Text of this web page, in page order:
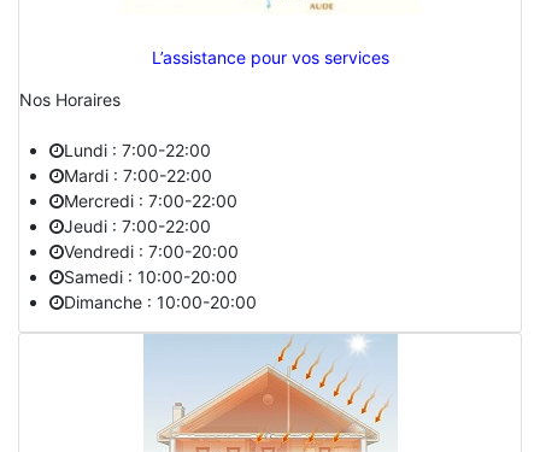
L’assistance pour vos services
Nos Horaires
Lundi : 7:00-22:00
Mardi : 7:00-22:00
Mercredi : 7:00-22:00
Jeudi : 7:00-22:00
Vendredi : 7:00-20:00
Samedi : 10:00-20:00
Dimanche : 10:00-20:00